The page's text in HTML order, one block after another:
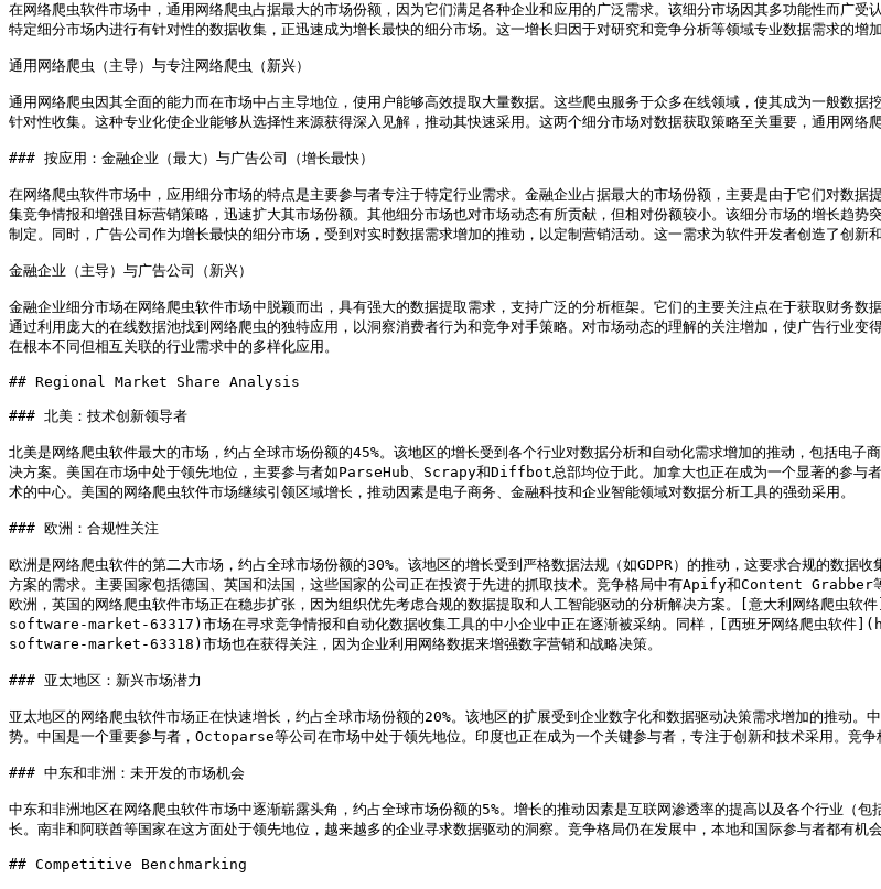
在网络爬虫软件市场中，通用网络爬虫占据最大的市场份额，因为它们满足各种企业和应用的广泛需求。该细分市场因其多功能性而广
特定细分市场内进行有针对性的数据收集，正迅速成为增长最快的细分市场。这一增长归因于对研究和竞争分析等领域专业数据需求的增加
通用网络爬虫（主导）与专注网络爬虫（新兴）
通用网络爬虫因其全面的能力而在市场中占主导地位，使用户能够高效提取大量数据。这些爬虫服务于众多在线领域，使其成为一般数
针对性收集。这种专业化使企业能够从选择性来源获得深入见解，推动其快速采用。这两个细分市场对数据获取策略至关重要，通用网络
### 按应用：金融企业（最大）与广告公司（增长最快）
在网络爬虫软件市场中，应用细分市场的特点是主要参与者专注于特定行业需求。金融企业占据最大的市场份额，主要是由于它们对数
集竞争情报和增强目标营销策略，迅速扩大其市场份额。其他细分市场也对市场动态有所贡献，但相对份额较小。该细分市场的增长趋
制定。同时，广告公司作为增长最快的细分市场，受到对实时数据需求增加的推动，以定制营销活动。这一需求为软件开发者创造了创新
金融企业（主导）与广告公司（新兴）
金融企业细分市场在网络爬虫软件市场中脱颖而出，具有强大的数据提取需求，支持广泛的分析框架。它们的主要关注点在于获取财务
通过利用庞大的在线数据池找到网络爬虫的独特应用，以洞察消费者行为和竞争对手策略。对市场动态的理解的关注增加，使广告行业
在根本不同但相互关联的行业需求中的多样化应用。
## Regional Market Share Analysis
### 北美：技术创新领导者
北美是网络爬虫软件最大的市场，约占全球市场份额的45%。该地区的增长受到各个行业对数据分析和自动化需求增加的推动，包括电
决方案。美国在市场中处于领先地位，主要参与者如ParseHub、Scrapy和Diffbot总部均位于此。加拿大也正在成为一个显著的参与
术的中心。美国的网络爬虫软件市场继续引领区域增长，推动因素是电子商务、金融科技和企业智能领域对数据分析工具的强劲采用。
### 欧洲：合规性关注
欧洲是网络爬虫软件的第二大市场，约占全球市场份额的30%。该地区的增长受到严格数据法规（如GDPR）的推动，这要求合规的数据
方案的需求。主要国家包括德国、英国和法国，这些国家的公司正在投资于先进的抓取技术。竞争格局中有Apify和Content Grabber
欧洲，英国的网络爬虫软件市场正在稳步扩张，因为组织优先考虑合规的数据提取和人工智能驱动的分析解决方案。[意
software-market-63317)市场在寻求竞争情报和自动化数据收集工具的中小企业中正在逐渐被采纳。同样，[西班牙网
software-market-63318)市场也在获得关注，因为企业利用网络数据来增强数字营销和战略决策。
### 亚太地区：新兴市场潜力
亚太地区的网络爬虫软件市场正在快速增长，约占全球市场份额的20%。该地区的扩展受到企业数字化和数据驱动决策需求增加的推动
势。中国是一个重要参与者，Octoparse等公司在市场中处于领先地位。印度也正在成为一个关键参与者，专注于创新和技术采用。竞争
### 中东和非洲：未开发的市场机会
中东和非洲地区在网络爬虫软件市场中逐渐崭露头角，约占全球市场份额的5%。增长的推动因素是互联网渗透率的提高以及各个行业（
长。南非和阿联酋等国家在这方面处于领先地位，越来越多的企业寻求数据驱动的洞察。竞争格局仍在发展中，本地和国际参与者都有机
## Competitive Benchmarking